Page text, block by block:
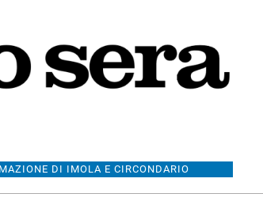
DI IMOLA E CIRCONDARIO